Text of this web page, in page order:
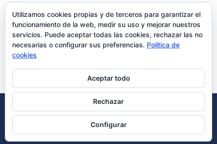
10
11 12 13 14 15
16
17
18 19 20 21 22
23
24
25 26 27 28 29
30
31
« Sep
Desarrollado por Agoraposicionamiento web seo
AVISO LEGAL
Utilizamos cookies propias y de terceros para garantizar el
funcionamiento de la web, medir su uso y mejorar nuestros
servicios. Puede aceptar todas las cookies, rechazar las no
necesarias o configurar sus preferencias. Política de
cookies
Aceptar todo
Rechazar
Configurar